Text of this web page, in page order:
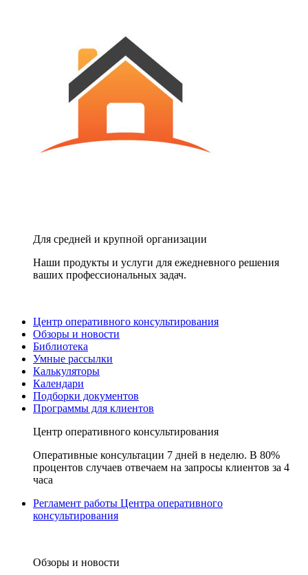
Для средней и крупной организации
Наши продукты и услуги для ежедневного решения
ваших профессиональных задач.
Центр оперативного консультирования
Обзоры и новости
Библиотека
Умные рассылки
Калькуляторы
Календари
Подборки документов
Программы для клиентов
Центр оперативного консультирования
Оперативные консультации 7 дней в неделю. В 80%
процентов случаев отвечаем на запросы клиентов за 4
часа
Регламент работы Центра оперативного
консультирования
Обзоры и новости